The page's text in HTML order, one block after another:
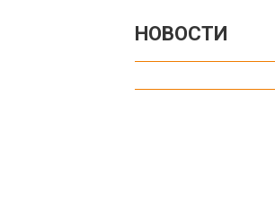
НОВОСТИ